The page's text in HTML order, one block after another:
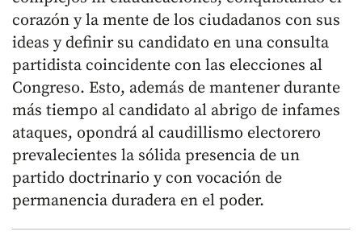
corazón y la mente de los ciudadanos con sus
ideas y definir su candidato en una consulta
partidista coincidente con las elecciones al
Congreso. Esto, además de mantener durante
más tiempo al candidato al abrigo de infames
ataques, opondrá al caudillismo electorero
prevalecientes la sólida presencia de un
partido doctrinario y con vocación de
permanencia duradera en el poder.